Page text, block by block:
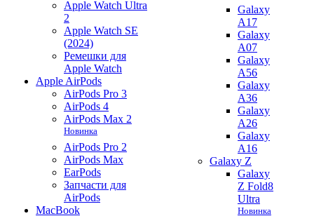
Apple Watch Ultra
2
Apple Watch SE
(2024)
Ремешки для
Apple Watch
Apple AirPods
AirPods Pro 3
AirPods 4
AirPods Max 2
Новинка
AirPods Pro 2
AirPods Max
EarPods
Запчасти для
AirPods
MacBook
Galaxy
A17
Galaxy
A07
Galaxy
A56
Galaxy
A36
Galaxy
A26
Galaxy
A16
Galaxy Z
Galaxy
Z Fold8
Ultra
Новинка